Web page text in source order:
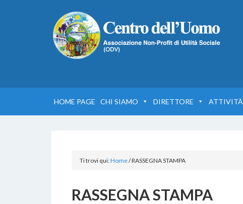
HOME PAGE CHI SIAMO DIRETTORE ATTIVITÀ
Ti trovi qui:Home/RASSEGNA STAMPA
RASSEGNA STAMPA